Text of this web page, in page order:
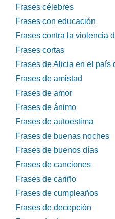
Frases célebres
Frases con educación
Frases contra la violencia
Frases cortas
Frases de Alicia en el país
Frases de amistad
Frases de amor
Frases de ánimo
Frases de autoestima
Frases de buenas noches
Frases de buenos días
Frases de canciones
Frases de cariño
Frases de cumpleaños
Frases de decepción